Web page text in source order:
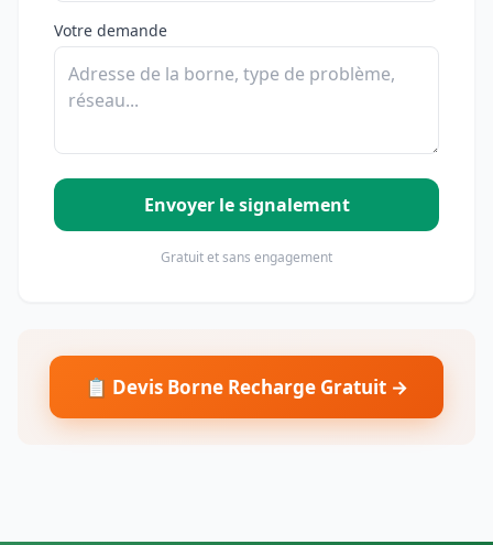
Votre demande
Envoyer le signalement
Gratuit et sans engagement
📋 Devis Borne Recharge Gratuit →